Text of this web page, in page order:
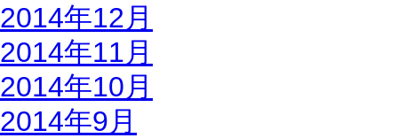
2014年12月
2014年11月
2014年10月
2014年9月